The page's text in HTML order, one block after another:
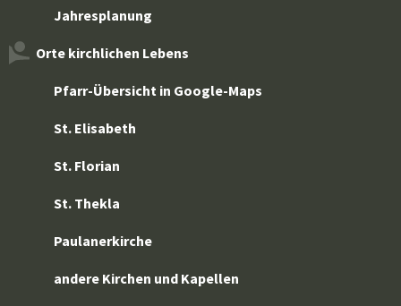
Jahresplanung
Orte kirchlichen Lebens
Pfarr-Übersicht in Google-Maps
St. Elisabeth
St. Florian
St. Thekla
Paulanerkirche
andere Kirchen und Kapellen